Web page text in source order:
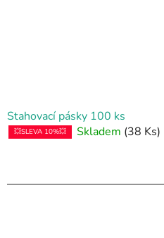
Stahovací pásky 100 ks
💥SLEVA 10%💥 Skladem (38 Ks)